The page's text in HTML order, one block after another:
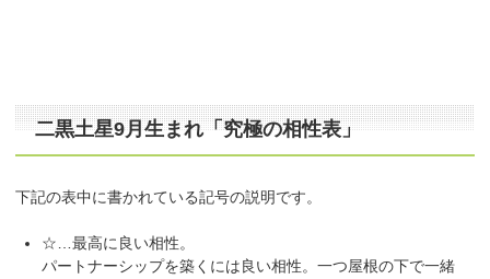
二黒土星9月生まれ「究極の相性表」
下記の表中に書かれている記号の説明です。
☆…最高に良い相性。
パートナーシップを築くには良い相性。一つ屋根の下で一緒